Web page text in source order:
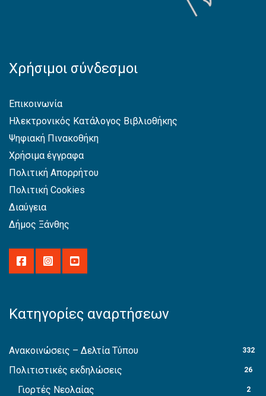
Χρήσιμοι σύνδεσμοι
Επικοινωνία
Ηλεκτρονικός Κατάλογος Βιβλιοθήκης
Ψηφιακή Πινακοθήκη
Χρήσιμα έγγραφα
Πολιτική Απορρήτου
Πολιτική Cookies
Διαύγεια
Δήμος Ξάνθης
Κατηγορίες αναρτήσεων
Ανακοινώσεις – Δελτία Τύπου 332
Πολιτιστικές εκδηλώσεις 26
Γιορτές Νεολαίας 2